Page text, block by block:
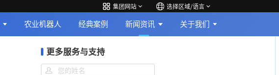
集团网站 选择区域/语言
农业机器人 经典案例 新闻资讯 关于我们
更多服务与支持
您的姓名